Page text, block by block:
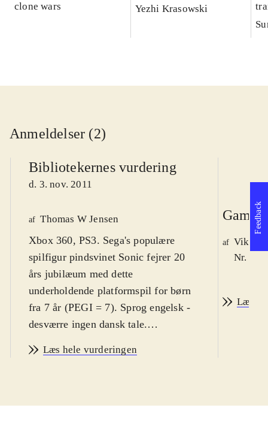
clone wars
Yezhi Krasowski
Anmeldelser (2)
Bibliotekernes vurdering
d. 3. nov. 2011
af Thomas W Jensen
Xbox 360, PS3. Sega's populære
spilfigur pindsvinet Sonic fejrer 20
års jubilæum med dette
underholdende platformspil for børn
fra 7 år (PEGI = 7). Sprog engelsk -
desværre ingen dansk tale.
genren.
de bedste baner fra tidligere Sonic-
Læs hele vurderingen
Game
af Viktor
Nr.
Læs
Feedback